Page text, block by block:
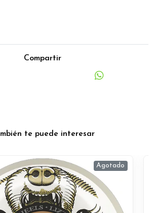
Compartir
te puede interesar
Agotado